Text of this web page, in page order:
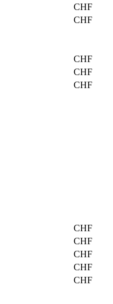
CHF
CHF
CHF
CHF
CHF
CHF
CHF
CHF
CHF
CHF